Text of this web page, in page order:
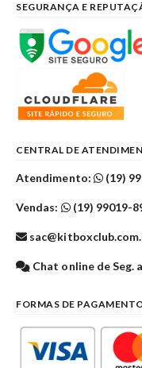
SEGURANÇA E
CENTRAL DE
Atendimento: (19)
Vendas: (19) 99019-
Chat online de Seg.
FORMAS DE